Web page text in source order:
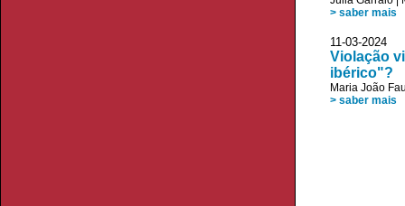
> saber mais
11-03-2024
Violação
ibérico"?
Maria João
> saber mais